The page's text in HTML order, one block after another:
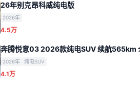
26年别克昂科威纯电版
2026年
4.5万
奔腾悦意03 2026款纯电SUV 续航565km
2026年 纯电SUV
4.1万